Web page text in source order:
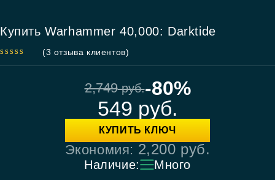
Купить Warhammer 40,000: Darktide
(3 отзыва клиентов)
2,749руб.-80%
549 руб.
КУПИТЬ КЛЮЧ
Экономия: 2,200 руб.
Наличие: Много